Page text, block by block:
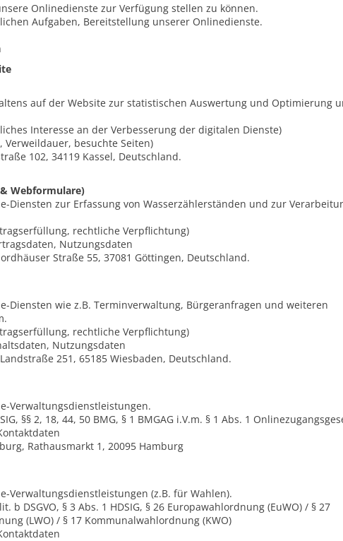
Onlinedienste zur Verfügung stellen zu können.
Aufgaben, Bereitstellung unserer Onlinedienste.
auf der Website zur statistischen Auswertung und Optimierung
Interesse an der Verbesserung der digitalen Dienste)
Verweildauer, besuchte Seiten)
102, 34119 Kassel, Deutschland.
Webformulare)
Diensten zur Erfassung von Wasserzählerständen und zur
rechtliche Verpflichtung)
Nutzungsdaten
Straße 55, 37081 Göttingen, Deutschland.
Diensten wie z.B. Terminverwaltung, Bürgeranfragen und weiteren
rechtliche Verpflichtung)
Nutzungsdaten
251, 65185 Wiesbaden, Deutschland.
Verwaltungsdienstleistungen.
§§ 2, 18, 44, 50 BMG, § 1 BMGAG i.V.m. § 1 Abs. 1
Rathausmarkt 1, 20095 Hamburg
Verwaltungsdienstleistungen (z.B. für Wahlen).
b DSGVO, § 3 Abs. 1 HDSIG, § 26 Europawahlordnung (EuWO) / § 27
(LWO) / § 17 Kommunalwahlordnung (KWO)